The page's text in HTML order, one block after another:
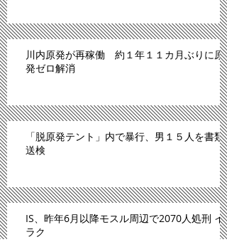
川内原発が再稼働 約１年１１カ月ぶりに原
発ゼロ解消
「脱原発テント」内で暴行、男１５人を書類
送検
IS、昨年6月以降モスル周辺で2070人処刑 イ
ラク